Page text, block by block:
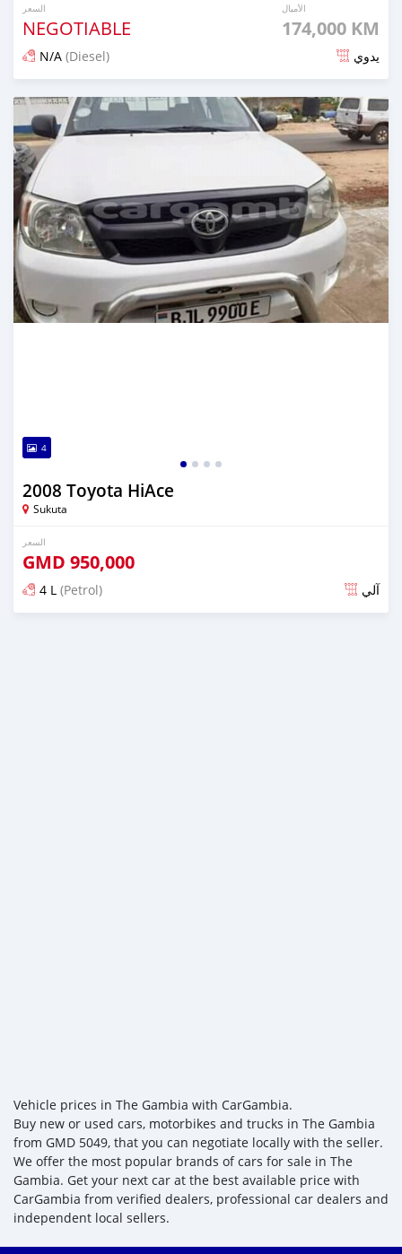
السعر
NEGOTIABLE
الأميال
174,000 KM
N/A (Diesel) يدوي
تم النشر منذ ما يقرب من 6 سنوات مضت
4
2008 Toyota HiAce
Sukuta
السعر
GMD 950,000
4 L (Petrol) آلي
Vehicle prices in The Gambia with CarGambia.
Buy new or used cars, motorbikes and trucks in The Gambia
from GMD 5049, that you can negotiate locally with the seller.
We offer the most popular brands of cars for sale in The
Gambia. Get your next car at the best available price with
CarGambia from verified dealers, professional car dealers and
independent local sellers.